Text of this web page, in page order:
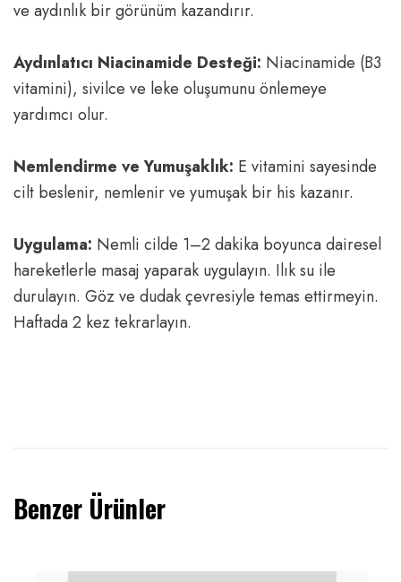
ve aydınlık bir görünüm kazandırır.
Aydınlatıcı Niacinamide Desteği: Niacinamide (B3
vitamini), sivilce ve leke oluşumunu önlemeye
yardımcı olur.
Nemlendirme ve Yumuşaklık: E vitamini sayesinde
cilt beslenir, nemlenir ve yumuşak bir his kazanır.
Uygulama: Nemli cilde 1–2 dakika boyunca dairesel
hareketlerle masaj yaparak uygulayın. Ilık su ile
durulayın. Göz ve dudak çevresiyle temas ettirmeyin.
Haftada 2 kez tekrarlayın.
Benzer Ürünler